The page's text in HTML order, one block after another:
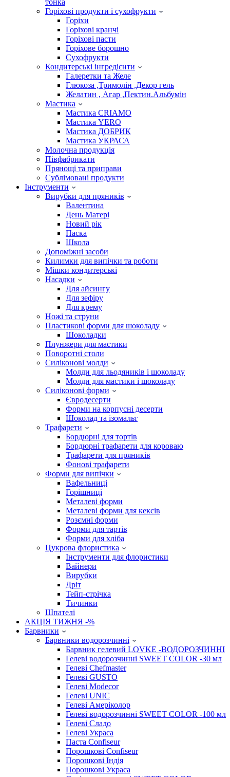
Горіхові продукти і сухофрукти
Горіхи
Горіхові кранчі
Горіхові пасти
Горіхове борошно
Сухофрукти
Кондитерські інгредієнти
Галеретки та Желе
Глюкоза ,Тримолін ,Декор гель
Желатин , Агар ,Пектин.Альбумін
Мастика
Мастика CRIAMO
Мастика YERO
Мастика ДОБРИК
Мастика УКРАСА
Молочна продукція
Півфабрикати
Прянощі та приправи
Сублімовані продукти
Інструменти
Вирубки для пряників
Валентина
День Матері
Новий рік
Паска
Школа
Допоміжні засоби
Килимки для випічки та роботи
Мішки кондитерські
Насадки
Для айсингу
Для зефіру
Для крему
Ножі та струни
Пластикові форми для шоколаду
Шоколадки
Плунжери для мастики
Поворотні столи
Силіконові молди
Молди для льодяників і шоколаду
Молди для мастики і шоколаду
Силіконові форми
Євродесерти
Форми на корпусні десерти
Шоколад та ізомальт
Трафарети
Бордюрні для тортів
Бордюрні трафарети для короваю
Трафарети для пряників
Фонові трафарети
Форми для випічки
Вафельниці
Горішниці
Металеві форми
Металеві форми для кексів
Розємні форми
Форми для тартів
Форми для хліба
Цукрова флористика
Інструменти для флористики
Вайнери
Вирубки
Дріт
Тейп-стрічка
Тичинки
Шпателі
АКЦІЯ ТИЖНЯ -%
Барвники
Барвники водорозчинні
Барвник гелевий LOVKE -ВОДОРОЗЧИННІ
Гелеві водорозчинні SWEET COLOR -30 мл
Гелеві Chefmaster
Гелеві GUSTO
Гелеві Modecor
Гелеві UNIC
Гелеві Амеріколор
Гелеві водорозчинні SWEET COLOR -100 мл
Гелеві Сладо
Гелеві Украса
Паста Confiseur
Порошкові Confiseur
Порошкові Індія
Порошкові Украса